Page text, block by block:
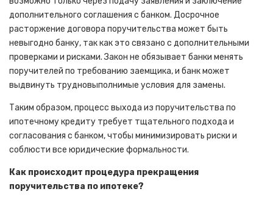
дополнительного соглашения с банком. Досрочное
расторжение договора поручительства может быть
невыгодно банку, так как это связано с дополнительными
проверками и рисками. Закон не обязывает банки менять
поручителей по требованию заемщика, и банк может
выдвинуть трудновыполнимые условия для замены.
Таким образом, процесс выхода из поручительства по
ипотечному кредиту требует тщательного подхода и
согласования с банком, чтобы минимизировать риски и
соблюсти все юридические формальности.
Как происходит процедура прекращения
поручительства по ипотеке?